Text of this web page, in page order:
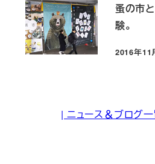
蚤の市
験。
投稿日
2016年11
| ニュース＆ブログ